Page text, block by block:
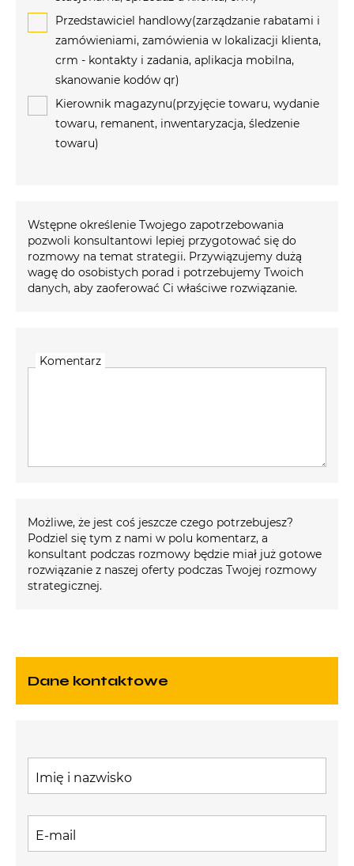
Przedstawiciel handlowy(zarządzanie rabatami i
zamówieniami, zamówienia w lokalizacji klienta,
crm - kontakty i zadania, aplikacja mobilna,
skanowanie kodów qr)
Kierownik magazynu(przyjęcie towaru, wydanie
towaru, remanent, inwentaryzacja, śledzenie
towaru)
Wstępne określenie Twojego zapotrzebowania
pozwoli konsultantowi lepiej przygotować się do
rozmowy na temat strategii. Przywiązujemy dużą
wagę do osobistych porad i potrzebujemy Twoich
danych, aby zaoferować Ci właściwe rozwiązanie.
Komentarz
Możliwe, że jest coś jeszcze czego potrzebujesz?
Podziel się tym z nami w polu komentarz, a
konsultant podczas rozmowy będzie miał już gotowe
rozwiązanie z naszej oferty podczas Twojej rozmowy
strategicznej.
Dane kontaktowe
Imię i nazwisko
E-mail